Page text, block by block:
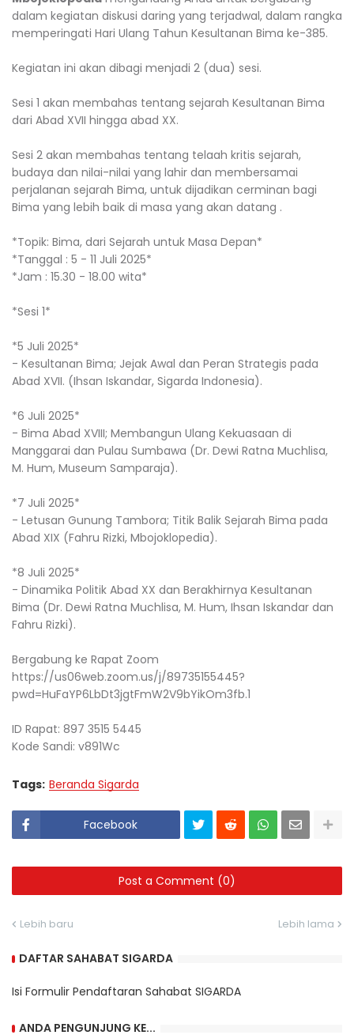
dalam kegiatan diskusi daring yang terjadwal, dalam rangka
memperingati Hari Ulang Tahun Kesultanan Bima ke-385.
Kegiatan ini akan dibagi menjadi 2 (dua) sesi.
Sesi 1 akan membahas tentang sejarah Kesultanan Bima
dari Abad XVII hingga abad XX.
Sesi 2 akan membahas tentang telaah kritis sejarah,
budaya dan nilai-nilai yang lahir dan membersamai
perjalanan sejarah Bima, untuk dijadikan cerminan bagi
Bima yang lebih baik di masa yang akan datang .
*Topik: Bima, dari Sejarah untuk Masa Depan*
*Tanggal : 5 - 11 Juli 2025*
*Jam : 15.30 - 18.00 wita*
*Sesi 1*
*5 Juli 2025*
- Kesultanan Bima; Jejak Awal dan Peran Strategis pada
Abad XVII. (Ihsan Iskandar, Sigarda Indonesia).
*6 Juli 2025*
- Bima Abad XVIII; Membangun Ulang Kekuasaan di
Manggarai dan Pulau Sumbawa (Dr. Dewi Ratna Muchlisa,
M. Hum, Museum Samparaja).
*7 Juli 2025*
- Letusan Gunung Tambora; Titik Balik Sejarah Bima pada
Abad XIX (Fahru Rizki, Mbojoklopedia).
*8 Juli 2025*
- Dinamika Politik Abad XX dan Berakhirnya Kesultanan
Bima (Dr. Dewi Ratna Muchlisa, M. Hum, Ihsan Iskandar dan
Fahru Rizki).
Bergabung ke Rapat Zoom
https://us06web.zoom.us/j/89735155445?
pwd=HuFaYP6LbDt3jgtFmW2V9bYikOm3fb.1
ID Rapat: 897 3515 5445
Kode Sandi: v891Wc
Tags: Beranda Sigarda
Facebook
Post a Comment (0)
Lebih baru Lebih lama
DAFTAR SAHABAT SIGARDA
Isi Formulir Pendaftaran Sahabat SIGARDA
ANDA PENGUNJUNG KE...